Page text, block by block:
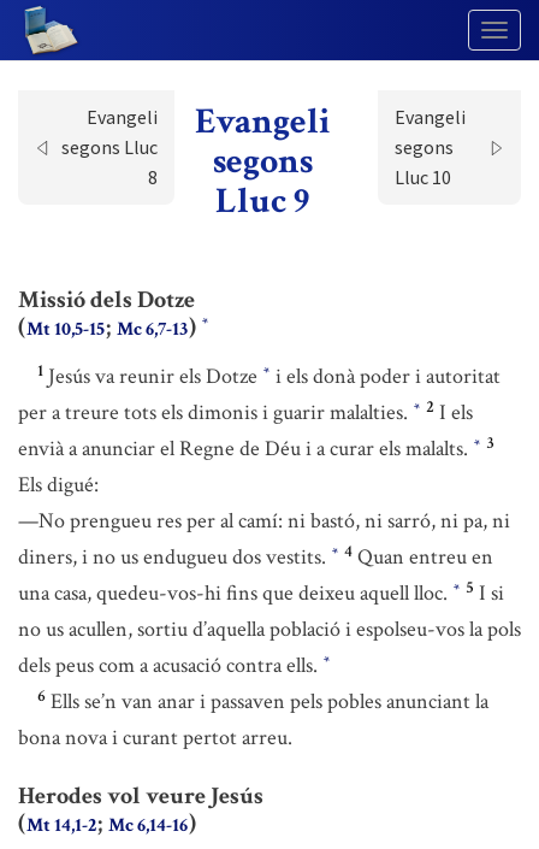
Evangeli
segons Lluc
8
Evangeli
segons
Lluc 9
Evangeli
segons
Lluc 10
Missió dels Dotze
(Mt 10,5-15; Mc 6,7-13) *
1 Jesús va reunir els Dotze * i els donà poder i autoritat
per a treure tots els dimonis i guarir malalties. * 2 I els
envià a anunciar el Regne de Déu i a curar els malalts. * 3
Els digué:
—No prengueu res per al camí: ni bastó, ni sarró, ni pa, ni
diners, i no us endugueu dos vestits. * 4 Quan entreu en
una casa, quedeu-vos-hi fins que deixeu aquell lloc. * 5 I si
no us acullen, sortiu d’aquella població i espolseu-vos la pols
dels peus com a acusació contra ells. *
6 Ells se’n van anar i passaven pels pobles anunciant la
bona nova i curant pertot arreu.
Herodes vol veure Jesús
(Mt 14,1-2; Mc 6,14-16)